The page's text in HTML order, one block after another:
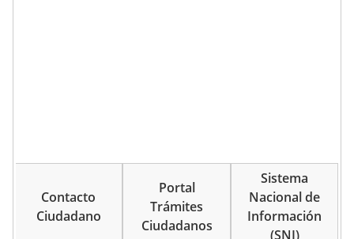
Contacto
Ciudadano
Portal
Trámites
Ciudadanos
Sistema
Nacional de
Información
(SNI)